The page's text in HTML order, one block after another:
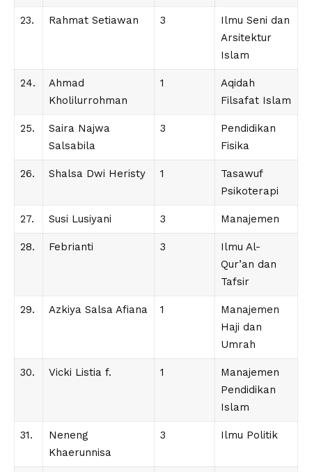
23. Rahmat Setiawan 3
Ilmu Seni dan
Arsitektur
Islam
24.
Ahmad
Kholilurrohman
1
Aqidah
Filsafat Islam
25.
Saira Najwa
Salsabila
3
Pendidikan
Fisika
26. Shalsa Dwi Heristy 1
Tasawuf
Psikoterapi
27. Susi Lusiyani 3 Manajemen
28. Febrianti 3
Ilmu Al-
Qur’an dan
Tafsir
29. Azkiya Salsa Afiana 1
Manajemen
Haji dan
Umrah
30. Vicki Listia f. 1
Manajemen
Pendidikan
Islam
31.
Neneng
Khaerunnisa
3 Ilmu Politik